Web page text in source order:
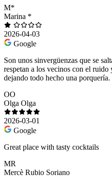
M*
Marina *
2026-04-03
Google
Son unos sinvergüenzas que se
respetan a los vecinos con el ruido
dejando todo hecho una
OO
Olga Olga
2026-03-01
Google
Great place with tasty cocktails
MR
Mercè Rubio Soriano